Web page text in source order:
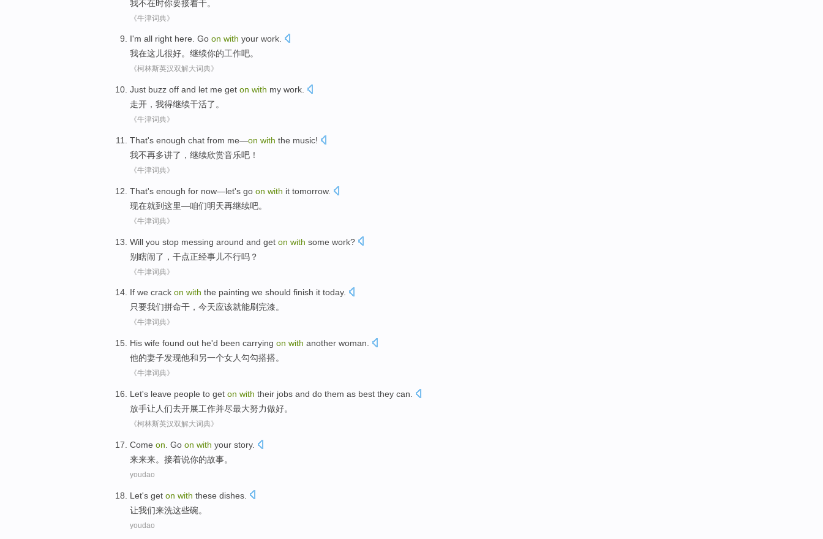
我不在时你要接着干。
《牛津词典》
I'm all right here. Go on with your work.
我在这儿很好。 继续你的工作吧。
《柯林斯英汉双解大词典》
Just buzz off and let me get on with my work
走开 ， 我得继续干活了。
《牛津词典》
That's enough chat from me—on with the music!
我不再多讲了，继续欣赏音乐吧！
《牛津词典》
That's enough for now—let's go on with it tomorrow.
现在就到这里—咱们明天再继续吧。
《牛津词典》
Will you stop messing around and get on with some work?
别瞎闹了，干点正经事儿不行吗？
《牛津词典》
If we crack on with the painting we should finish it today.
只要我们拼命干，今天应该就能刷完漆。
《牛津词典》
His wife found out he'd been carrying on with another woman
他的妻子发现他和另一个女人勾勾搭搭。
《牛津词典》
Let's leave people to get on with their jobs and do them as best they can.
放手让 人们去开展工作并尽最大努力做好。
《柯林斯英汉双解大词典》
Come on Go on with your story.
来来来。 接着说你的故事。
youdao
Let's get on with these dishes
让我们来洗这些碗。
youdao